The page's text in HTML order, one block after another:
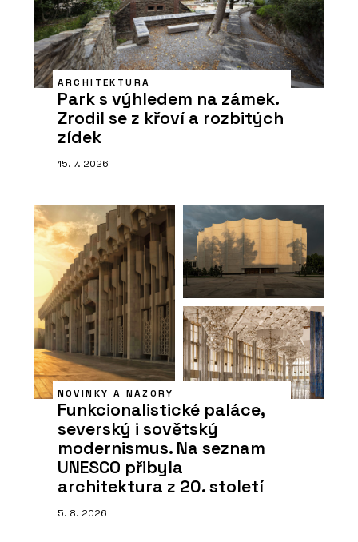
ARCHITEKTURA
Park s výhledem na zámek.
Zrodil se z křoví a rozbitých
zídek
15. 7. 2026
NOVINKY A NÁZORY
Funkcionalistické paláce,
severský i sovětský
modernismus. Na seznam
UNESCO přibyla
architektura z 20. století
5. 8. 2026